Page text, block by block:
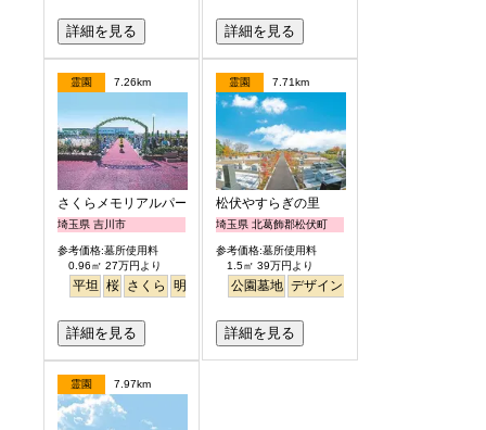
詳細を見る 詳細を見る
霊園 7.26km
さくらメモリアルパーク
埼玉県 吉川市
参考価格:墓所使用料
0.96㎡ 27万円より
平坦 桜 さくら 明るい
詳細を見る
霊園 7.71km
松伏やすらぎの里
埼玉県 北葛飾郡松伏町
参考価格:墓所使用料
1.5㎡ 39万円より
公園墓地 デザイン
詳細を見る
霊園 7.97km